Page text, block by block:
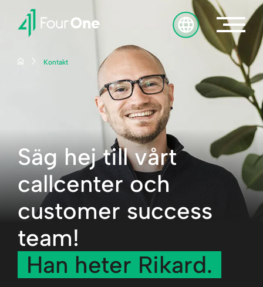
Kontakt
Säg hej till vårt
callcenter och
customer success
team!
Han heter Rikard.